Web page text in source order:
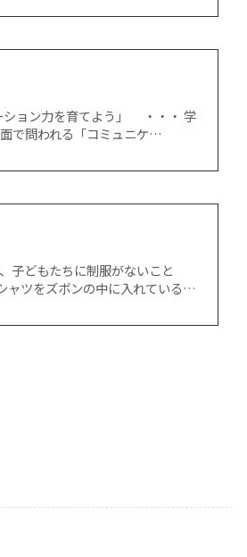
ョン力を育てよう」 ・・・ 学
で問われる「コミュニケ…
子どもたちに制服がないこと
ャツをズボンの中に入れている…